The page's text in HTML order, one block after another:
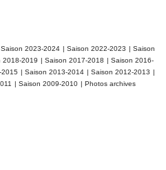
Saison 2023-2024 | Saison 2022-2023 | Saison
2018-2019 | Saison 2017-2018 | Saison 2016-
| Saison 2013-2014 | Saison 2012-2013 |
| Saison 2009-2010 | Photos archives